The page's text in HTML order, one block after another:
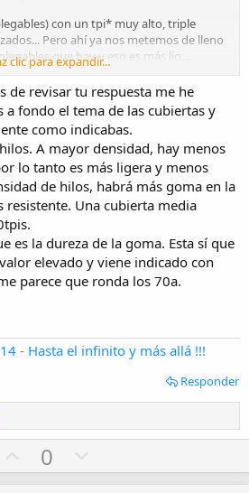
con un tpi* muy alto, triple
Pero ahí ya nos metemos de lleno
que hay y eso es más lío...
llevan las gomas de los neumáticos,
resistente la goma ;)
clic para expandir...
de revisar tu respuesta me he
fondo el tema de las cubiertas y
como indicabas.
A mayor densidad, hay menos
lo tanto es más ligera y menos
de hilos, habrá más goma en la
resistente. Una cubierta media
es la dureza de la goma. Esta sí que
elevado y viene indicado con
parece que ronda los 70a.
- Hasta el infinito y más allá !!!
Responder
U
p
0
o